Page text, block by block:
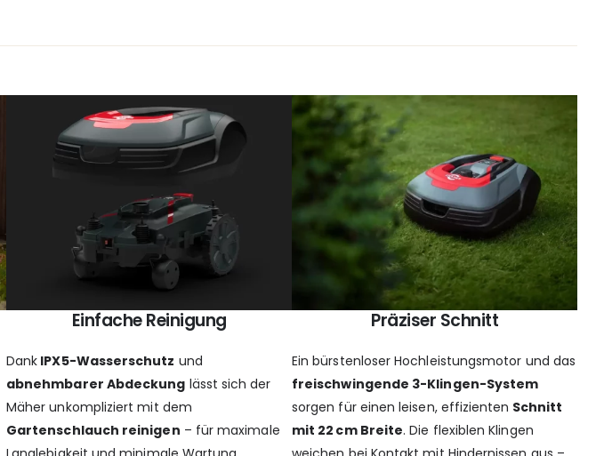
Einfache Reinigung
Dank IPX5-Wasserschutz und
abnehmbarer Abdeckung lässt sich der
Mäher unkompliziert mit dem
Gartenschlauch reinigen – für maximale
Präziser Schnitt
Ein bürstenloser Hochleistungsmotor und das
freischwingende 3-Klingen-System
sorgen für einen leisen, effizienten Schnitt
mit 22 cm Breite. Die flexiblen Klingen